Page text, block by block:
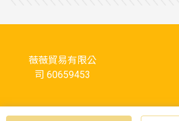
薇薇貿易有限公
司 60659453